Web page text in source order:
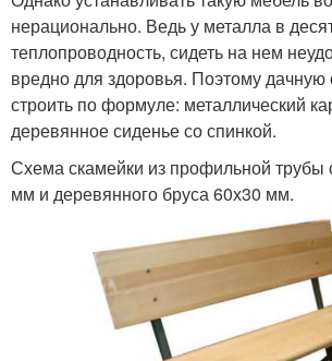
нерационально. Ведь у металла в
теплопроводность, сидеть на нем
вредно для здоровья. Поэтому дачную
строить по формуле: металлический
деревянное сиденье со спинкой.
Схема скамейки из профильной трубы
мм и деревянного бруса 60х30 мм.